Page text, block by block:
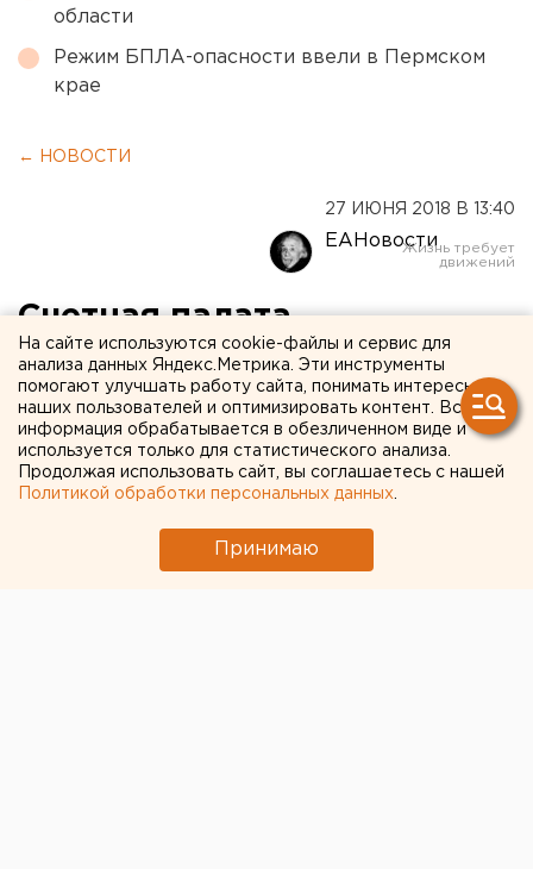
области
Режим БПЛА-опасности ввели в Пермском
крае
← НОВОСТИ
27 ИЮНЯ 2018 В 13:40
ЕАНовости
Счетная палата
раскритиковала программу
помощи ипотечникам и экс-
министра Меня
На сайте используются cookie-файлы и сервис для
анализа данных Яндекс.Метрика. Эти инструменты
помогают улучшать работу сайта, понимать интересы
наших пользователей и оптимизировать контент. Вся
информация обрабатывается в обезличенном виде и
используется только для статистического анализа.
Продолжая использовать сайт, вы соглашаетесь с нашей
Политикой обработки персональных данных
Принимаю